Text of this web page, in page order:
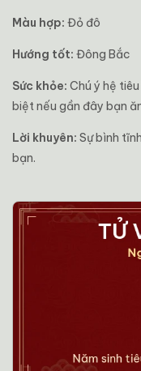
Màu hợp: Đỏ đô
Hướng tốt: Đông Bắc
Sức khỏe: Chú ý hệ
biệt nếu gần đây bạn
Lời khuyên: Sự bình
bạn.